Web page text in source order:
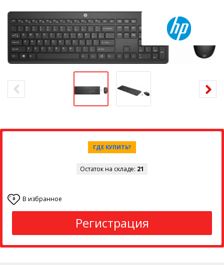
ГДЕ КУПИТЬ?
Остаток на складе: 21
0 В избранное
Регистрация